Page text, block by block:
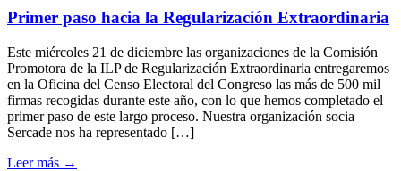
Primer paso hacia la Regularización Extraordinaria
Este miércoles 21 de diciembre las organizaciones de la Comisión
Promotora de la ILP de Regularización Extraordinaria entregaremos
en la Oficina del Censo Electoral del Congreso las más de 500 mil
firmas recogidas durante este año, con lo que hemos completado el
primer paso de este largo proceso. Nuestra organización socia
Sercade nos ha representado […]
Leer más →